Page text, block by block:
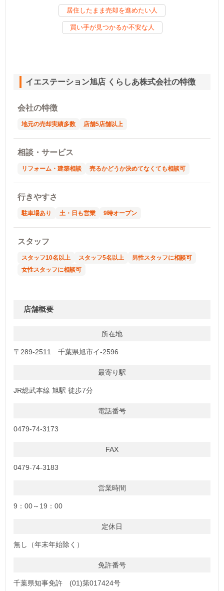
居住したまま売却を進めたい人
買い手が見つかるか不安な人
イエステーション旭店 くらしあ株式会社の特徴
会社の特徴
地元の売却実績多数 店舗5店舗以上
相談・サービス
リフォーム・建築相談 売るかどうか決めてなくても相談可
行きやすさ
駐車場あり 土・日も営業 9時オープン
スタッフ
スタッフ10名以上 スタッフ5名以上
男性スタッフに相談可
女性スタッフに相談可
店舗概要
所在地
〒289-2511 千葉県旭市イ-2596
最寄り駅
JR総武本線 旭駅 徒歩7分
電話番号
0479-74-3173
FAX
0479-74-3183
営業時間
9：00～19：00
定休日
無し（年末年始除く）
免許番号
千葉県知事免許 (01)第017424号